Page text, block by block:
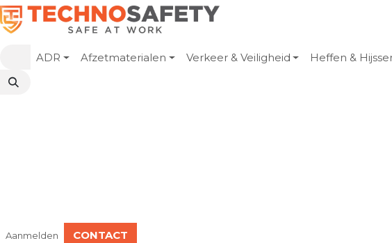
Overslaan naar inhoud
ADR Afzetmaterialen Verkeer & Veiligheid Heffen &
Aanmelden CONTACT